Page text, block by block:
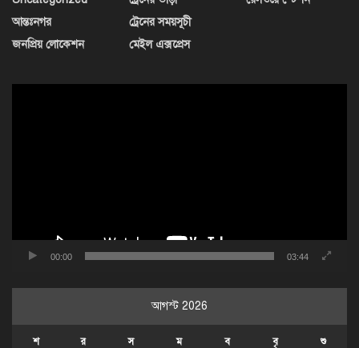
আন্তঃনগর
জনপ্রিয় লোকেশন
ট্রেনের সময়সূচী
মেইল এক্সপ্রেস
00:00 03:44
আগস্ট 2026
শ র স ম ব বৃ শু